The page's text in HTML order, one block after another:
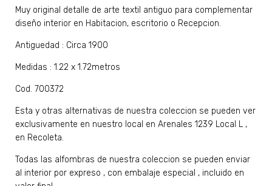
Muy original detalle de arte textil antiguo para complementar
diseño interior en Habitacion, escritorio o Recepcion.
Antiguedad : Circa 1900
Medidas : 1.22 x 1.72metros
Cod. 700372
Esta y otras alternativas de nuestra coleccion se pueden ver
exclusivamente en nuestro local en Arenales 1239 Local L ,
en Recoleta.
Todas las alfombras de nuestra coleccion se pueden enviar
al interior por expreso , con embalaje especial , incluido en